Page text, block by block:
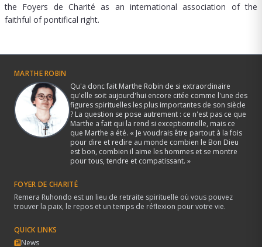
the Foyers de Charité as an international association of the
faithful of pontifical right.
MARTHE ROBIN
Qu'a donc fait Marthe Robin de si extraordinaire
qu'elle soit aujourd'hui encore citée comme l'une des
figures spirituelles les plus importantes de son siècle
? La question se pose autrement : ce n'est pas ce que
Marthe a fait qui la rend si exceptionnelle, mais ce
que Marthe a été. « Je voudrais être partout à la fois
pour dire et redire au monde combien le Bon Dieu
est bon, combien il aime les hommes et se montre
pour tous, tendre et compatissant. »
FOYER DE CHARITÉ
Remera Ruhondo est un lieu de retraite spirituelle où vous pouvez
trouver la paix, le repos et un temps de réflexion pour votre vie.
QUICK LINKS
News